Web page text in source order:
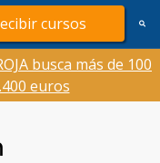
cursos
busca más de 100
euros